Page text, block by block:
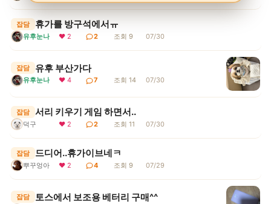
잡담 휴가를 방구석에서ㅠ
유후눈나 ❤ 2 2 조회 9 07/30
잡담 유후 부산가다
유후눈나 ❤ 4 7 조회 14 07/30
잡담 서리 키우기 게임 하면서..
덕구 ❤ 2 2 조회 11 07/30
잡담 드디어..휴가이브네ㅋ
뿌꾸엉아 ❤ 2 4 조회 9 07/29
잡담 토스에서 보조용 베터리 구매^^